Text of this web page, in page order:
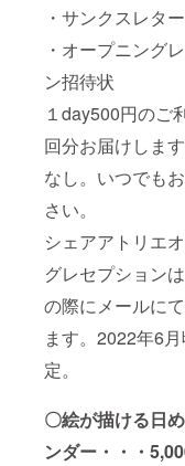
・サンクスレター
・オープニング
ン招待状
１day500円のご
回分お届けしま
なし。いつでも
さい。
シェアアトリエ
グレセプション
の際にメールに
ます。2022年6
定。
〇絵が描ける日
ンダー・・・